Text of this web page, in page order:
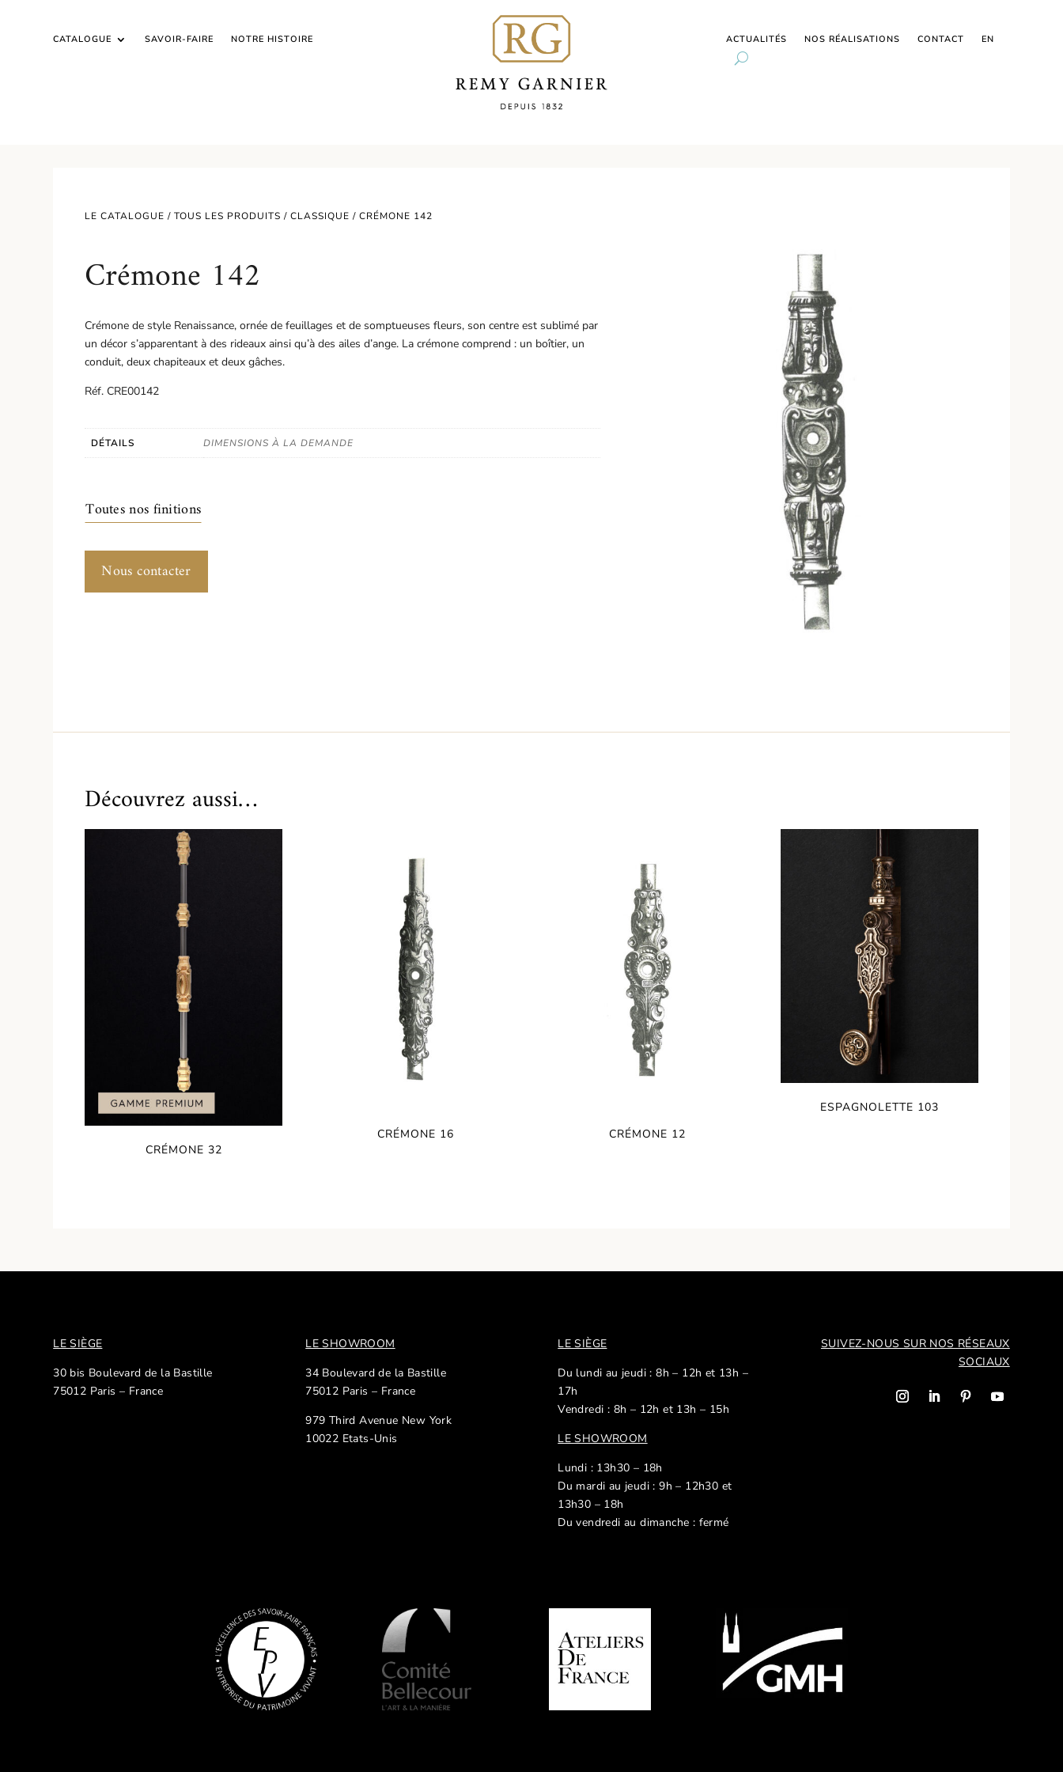
CATALOGUE SAVOIR-FAIRE NOTRE HISTOIRE ACTUALITÉS NOS RÉALISATIONS CONTACT EN
LE CATALOGUE /TOUS LES PRODUITS /CLASSIQUE / CRÉMONE 142
Crémone 142
Crémone de style Renaissance, ornée de feuillages et de somptueuses fleurs, son centre est sublimé par
un décor s’apparentant à des rideaux ainsi qu’à des ailes d’ange. La crémone comprend : un boîtier, un
conduit, deux chapiteaux et deux gâches.
Réf. CRE00142
DÉTAILS DIMENSIONS À LA DEMANDE
Toutes nos finitions
Nous contacter
Découvrez aussi…
CRÉMONE 32
CRÉMONE 16 CRÉMONE 12
ESPAGNOLETTE 103
LE SIÈGE
30 bis Boulevard de la Bastille
75012 Paris – France
LE SHOWROOM
34 Boulevard de la Bastille
75012 Paris – France
979 Third Avenue New York
10022 Etats-Unis
LE SIÈGE
Du lundi au jeudi : 8h – 12h et 13h –
17h
Vendredi : 8h – 12h et 13h – 15h
LE SHOWROOM
Lundi : 13h30 – 18h
Du mardi au jeudi : 9h – 12h30 et
13h30 – 18h
Du vendredi au dimanche : fermé
SUIVEZ-NOUS SUR NOS RÉSEAUX
SOCIAUX